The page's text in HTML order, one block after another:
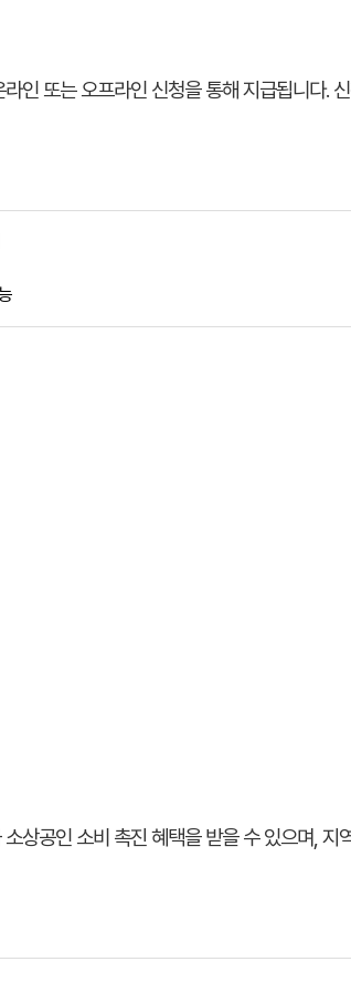
인 또는 오프라인 신청을 통해 지급됩니다.
상공인 소비 촉진 혜택을 받을 수 있으며, 지